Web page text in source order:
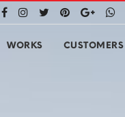
WORKS CUSTOMERS